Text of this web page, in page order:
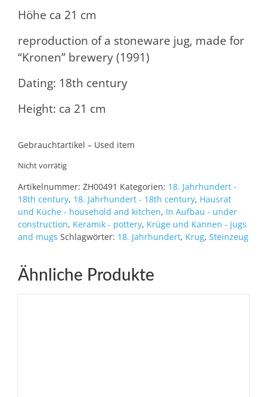
Höhe ca 21 cm
reproduction of a stoneware jug, made for
“Kronen” brewery (1991)
Dating: 18th century
Height: ca 21 cm
Gebrauchtartikel – Used item
Nicht vorrätig
Artikelnummer: ZH00491 Kategorien: 18. Jahrhundert -
18th century, 18. Jahrhundert - 18th century, Hausrat
und Küche - household and kitchen, In Aufbau - under
construction, Keramik - pottery, Krüge und Kannen - jugs
and mugs Schlagwörter: 18. Jahrhundert, Krug, Steinzeug
Ähnliche Produkte